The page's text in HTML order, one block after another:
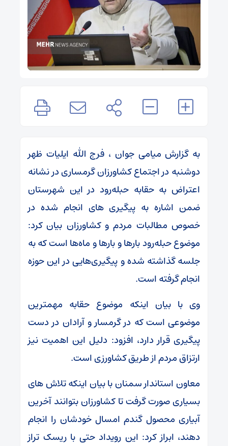
به گزارش میامی جوان ، فرج الله ایلیات ظهر
دوشنبه در اجتماع کشاورزان گرمساری در نشانه
اعتراض به حقابه حبله‌رود در این شهرستان
ضمن اشاره به پیگیری های انجام شده در
خصوص مطالبات مردم و کشاورزان بیان کرد:
موضوع حبله‌رود بارها و بارها و ماه‌ها است که به
جلسه گذاشته شده و پیگیری‌هایی در این حوزه
انجام گرفته است.
وی با بیان اینکه موضوع حقابه مهمترین
موضوعی است که در گرمسار و آرادان در دست
پیگیری قرار دارد، افزود: دلیل این اهمیت نیز
ارتزاق مردم از طریق کشاورزی است.
معاون استاندار سمنان با بیان اینکه تلاش های
بسیاری صورت گرفت تا کشاورزان بتوانند آخرین
آبیاری محصول گندم امسال خودشان را انجام
دهند، ابراز کرد: این رویداد حتی با ریسک تراز